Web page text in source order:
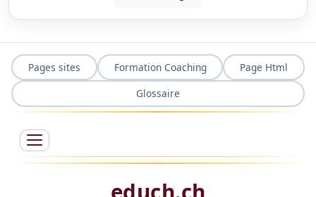
Pages sites Formation Coaching
Page Html
Glossaire